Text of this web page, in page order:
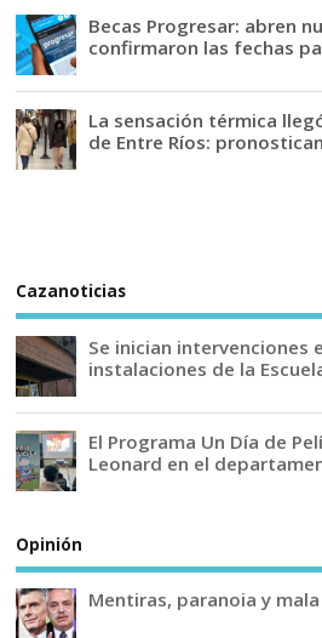
Becas Progresar: abren
confirmaron las fechas
La sensación térmica
de Entre Ríos:
Cazanoticias
Se inician intervenciones
instalaciones de la
El Programa Un Día de
Leonard en el
Opinión
Mentiras, paranoia y